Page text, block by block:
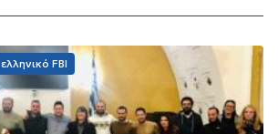
ελληνικό FBI